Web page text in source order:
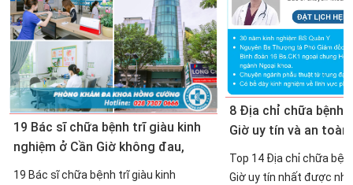
19 Bác sĩ chữa bệnh trĩ giàu kinh
nghiệm ở Cần Giờ không đau,
chất lượng
19 Bác sĩ chữa bệnh trĩ giàu kinh
8 Địa chỉ chữa bệnh
Giờ uy tín và an toàn
Top 14 Địa chỉ chữa
Giờ uy tín nhất được